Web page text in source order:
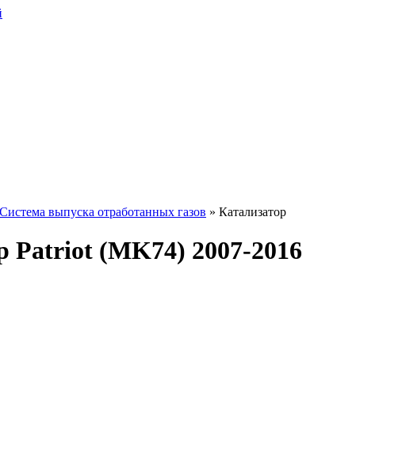
Система выпуска отработанных газов » Катализатор
Patriot (MK74) 2007-2016